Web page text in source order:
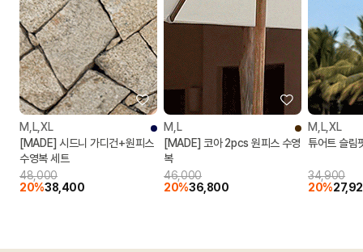
M,L,XL
[MADE] 시드니 가디건+원피스
수영복 세트
48,000
20%38,400
M,L
[MADE] 코아 2pcs 원피스 수영
복
46,000
20%36,800
M,L,XL
튜어트 슬림
34,900
20%